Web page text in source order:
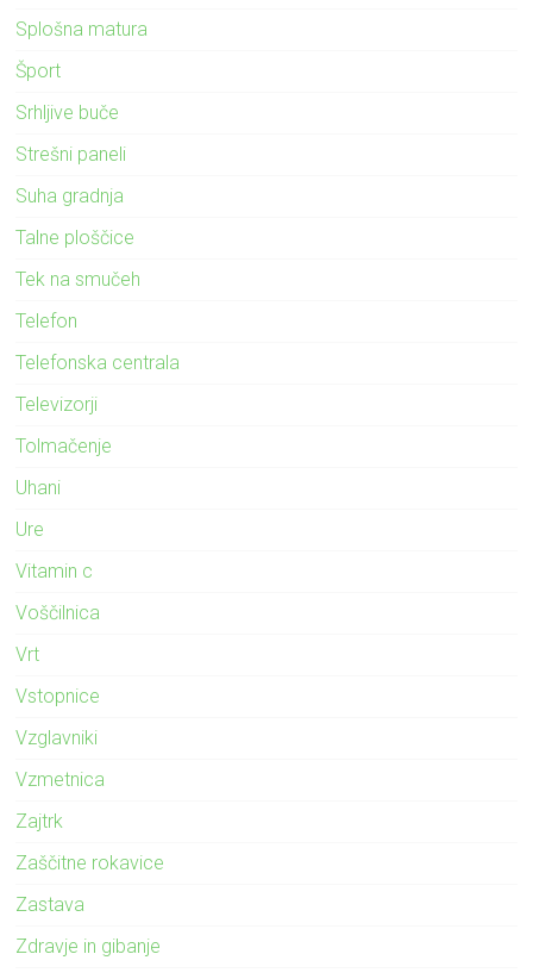
Splošna matura
Šport
Srhljive buče
Strešni paneli
Suha gradnja
Talne ploščice
Tek na smučeh
Telefon
Telefonska centrala
Televizorji
Tolmačenje
Uhani
Ure
Vitamin c
Voščilnica
Vrt
Vstopnice
Vzglavniki
Vzmetnica
Zajtrk
Zaščitne rokavice
Zastava
Zdravje in gibanje